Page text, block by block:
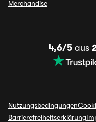
Merchandise
4,6/5 aus
Nutzungsbedingungen
Barrierefreiheitserklärung